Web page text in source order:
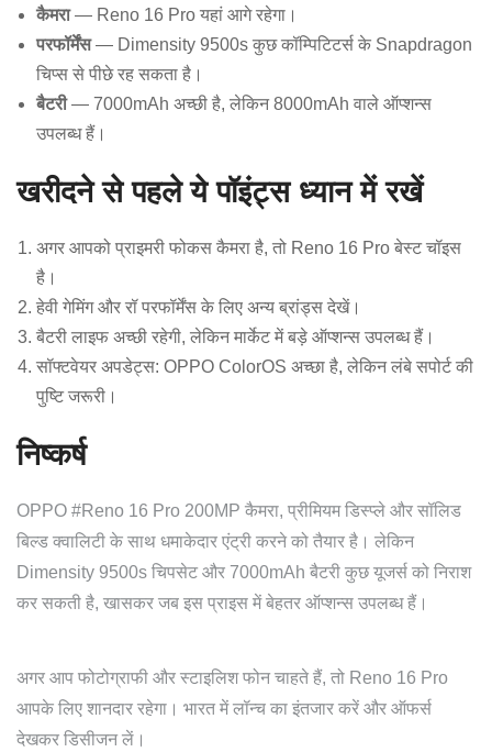
कैमरा— Reno 16 Pro यहां आगे रहेगा।
परफॉर्मेंस— Dimensity 9500s कुछ कॉम्पिटिटर्स के Snapdragon
चिप्स से पीछे रह सकता है।
बैटरी— 7000mAh अच्छी है, लेकिन 8000mAh वाले ऑप्शन्स
उपलब्ध हैं।
खरीदने से पहले ये पॉइंट्स ध्यान में रखें
अगर आपको प्राइमरी फोकस कैमरा है, तो Reno 16 Pro बेस्ट चॉइस
है।
हेवी गेमिंग और रॉ परफॉर्मेंस के लिए अन्य ब्रांड्स देखें।
बैटरी लाइफ अच्छी रहेगी, लेकिन मार्केट में बड़े ऑप्शन्स उपलब्ध हैं।
सॉफ्टवेयर अपडेट्स: OPPO ColorOS अच्छा है, लेकिन लंबे सपोर्ट की
पुष्टि जरूरी।
निष्कर्ष
OPPO #Reno 16 Pro 200MP कैमरा, प्रीमियम डिस्प्ले और सॉलिड
बिल्ड क्वालिटी के साथ धमाकेदार एंट्री करने को तैयार है। लेकिन
Dimensity 9500s चिपसेट और 7000mAh बैटरी कुछ यूजर्स को निराश
कर सकती है, खासकर जब इस प्राइस में बेहतर ऑप्शन्स उपलब्ध हैं।
अगर आप फोटोग्राफी और स्टाइलिश फोन चाहते हैं, तो Reno 16 Pro
आपके लिए शानदार रहेगा। भारत में लॉन्च का इंतजार करें और ऑफर्स
देखकर डिसीजन लें।